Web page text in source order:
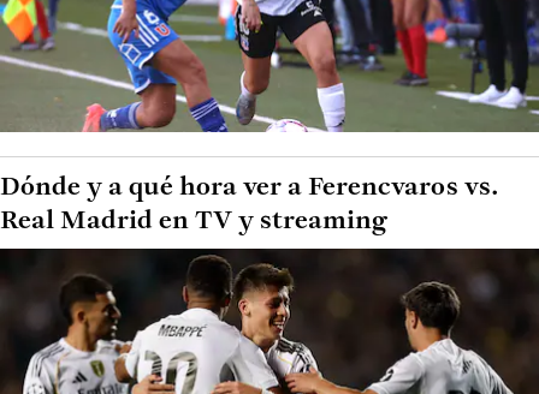
Dónde y a qué hora ver a Ferencvaros vs.
Real Madrid en TV y streaming